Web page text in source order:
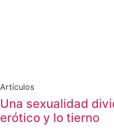
Artículos
Una sexualidad
erótico y lo tierno